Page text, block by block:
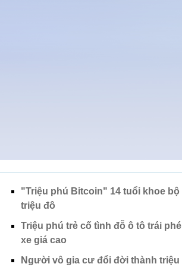
"Triệu phú Bitcoin" 14 tuổi khoe
triệu đô
Triệu phú trẻ cố tình đỗ ô tô trái
xe giá cao
Người vô gia cư đổi đời thành